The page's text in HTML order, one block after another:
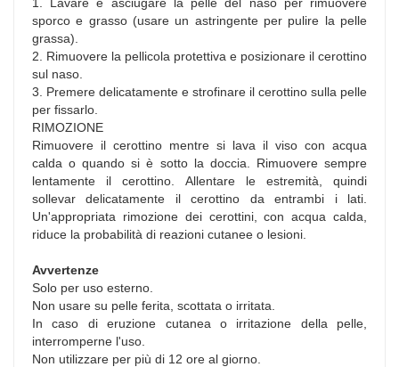
sporco e grasso (usare un astringente per pulire la pelle
grassa).
2. Rimuovere la pellicola protettiva e posizionare il cerottino
sul naso.
3. Premere delicatamente e strofinare il cerottino sulla pelle
per fissarlo.
RIMOZIONE
Rimuovere il cerottino mentre si lava il viso con acqua
calda o quando si è sotto la doccia. Rimuovere sempre
lentamente il cerottino. Allentare le estremità, quindi
sollevar delicatamente il cerottino da entrambi i lati.
Un'appropriata rimozione dei cerottini, con acqua calda,
riduce la probabilità di reazioni cutanee o lesioni.
Avvertenze
Solo per uso esterno.
Non usare su pelle ferita, scottata o irritata.
In caso di eruzione cutanea o irritazione della pelle,
interromperne l'uso.
Non utilizzare per più di 12 ore al giorno.